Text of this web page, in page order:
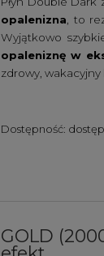
opalenizna , to
Wyjątkowo
opaleniznę w
zdrowy, wakacyjny
Dostępność:
GOLD